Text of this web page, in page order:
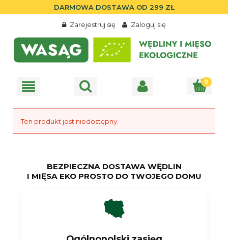
DARMOWA DOSTAWA OD 299 ZŁ
Zarejestruj się Zaloguj się
Ten produkt jest niedostępny.
BEZPIECZNA DOSTAWA WĘDLIN
I MIĘSA EKO PROSTO DO TWOJEGO DOMU